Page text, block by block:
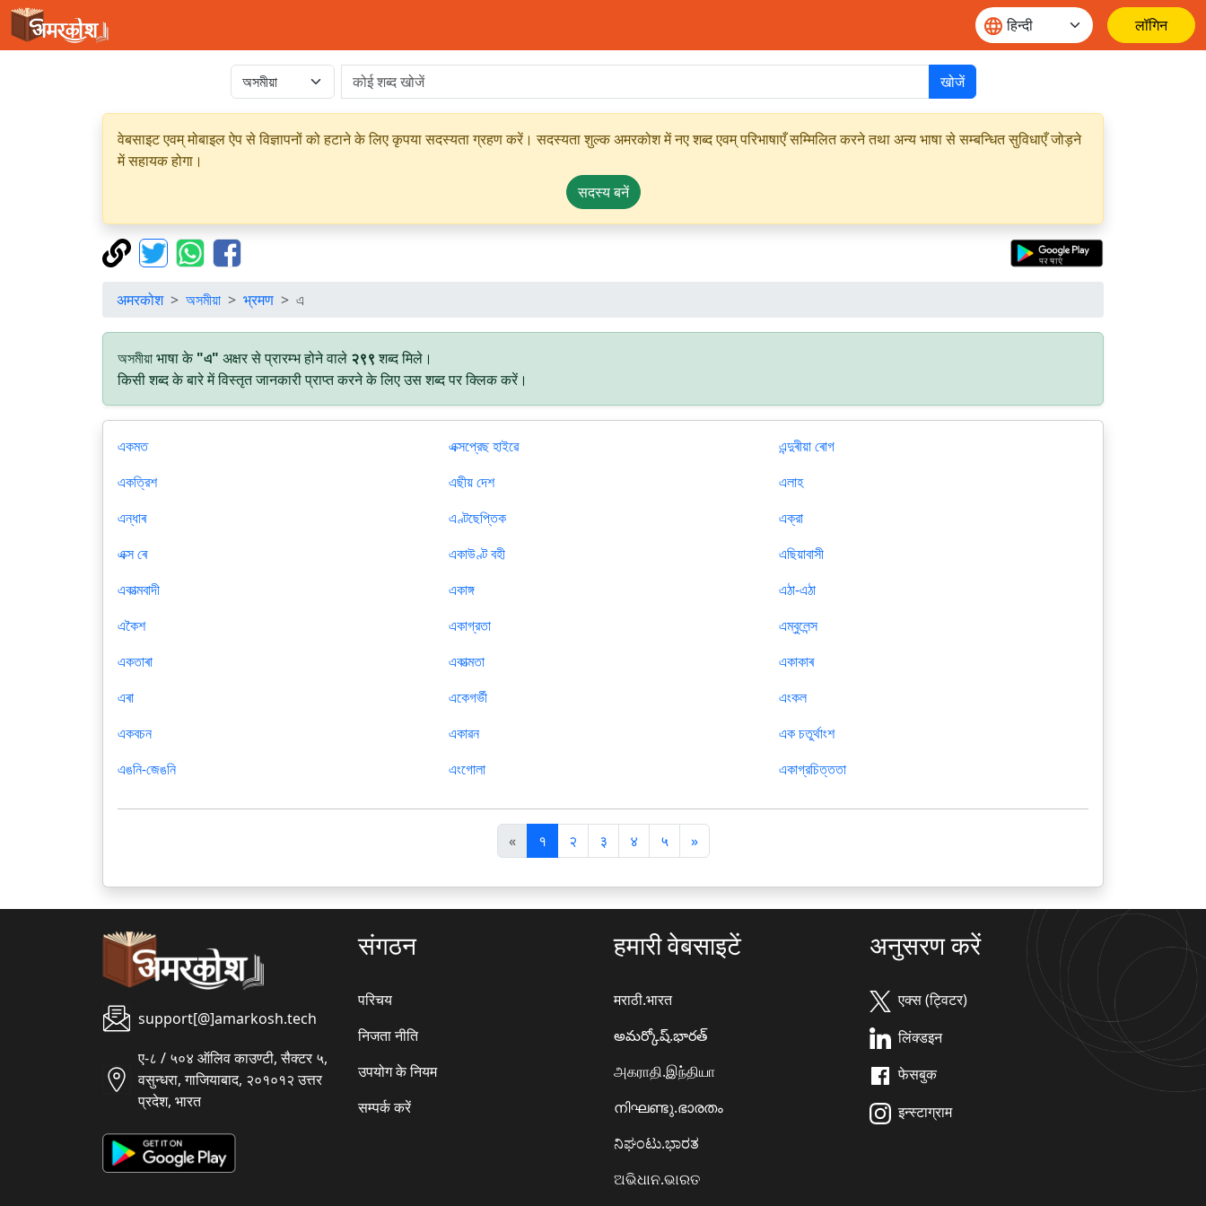
लॉगिन
खोजें
वेबसाइट एवम् मोबाइल ऐप से विज्ञापनों को हटाने के लिए कृपया सदस्यता ग्रहण करें। सदस्यता शुल्क अमरकोश में नए शब्द एवम् परिभाषाएँ सम्मिलित करने तथा अन्य भाषा से सम्बन्धित सुविधाएँ जोड़ने
में सहायक होगा।
सदस्य बनें
अमरकोश অসমীয়া भ्रमण এ
অসমীয়া भाषा के "এ" अक्षर से प्रारम्भ होने वाले २९९शब्द मिले।
किसी शब्द के बारे में विस्तृत जानकारी प्राप्त करने के लिए उस शब्द पर क्लिक करें।
একমত
একত্রিশ
এন্ধাৰ
এক্স ৰে
একাত্মবাদী
একৈশ
একতাৰা
এৰা
একবচন
এঙনি-জেঙনি
এক্সপ্রেছ হাইৱে
এছীয় দেশ
এণ্টছেপ্তিক
একাউণ্ট বহী
একাঙ্গ
একাগ্রতা
একাত্মতা
একেগর্ভী
একাৱন
এংগোলা
এন্দুৰীয়া ৰোগ
এলাহ
এক্রা
এছিয়াবাসী
এঠা-এঠা
এম্বুলেন্স
একাকাৰ
এংকল
এক চতুর্থাংশ
একাগ্রচিত্ততা
«पि
छ
ला
१ २ ३ ४ ५ »अ
ग
ला
support[@]amarkosh.tech
ए-८ / ५०४ ऑलिव काउण्टी, सैक्टर ५,
वसुन्धरा, गाजियाबाद, २०१०१२ उत्तर
प्रदेश, भारत
संगठन
परिचय
निजता नीति
उपयोग के नियम
सम्पर्क करें
हमारी वेबसाइटें
मराठी.भारत
అమర్కోష్.భారత్
அகராதி.இந்தியா
നിഘണ്ടു.ഭാരതം
ನಿಘಂಟು.ಭಾರತ
ଅଭିଧାନ.ଭାରତ
अनुसरण करें
एक्स (ट्विटर)
लिंक्डइन
फेसबुक
इन्स्टाग्राम